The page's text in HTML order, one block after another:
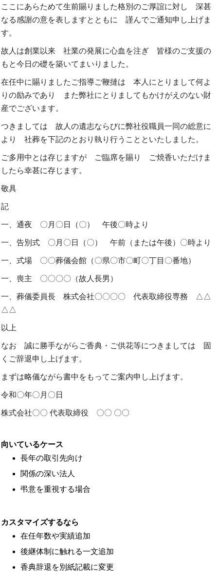
ここにあらためて生前賜りました格別のご厚誼に対し 深甚
なる感謝の意を表しますとともに 謹んでご通知申し上げま
す。
故人は創業以来 社業の発展に心血を注ぎ 皆様のご支援の
もと今日の礎を築いてまいりました。
在任中に賜りましたご指導ご鞭撻は 本人にとりまして何よ
りの励みであり また弊社にとりましてもかけがえのない財
産でございます。
つきましては 故人の遺志ならびに弊社役職員一同の総意に
より 社葬を下記のとおり執り行うことといたしました。
ご多用中とは存じますが ご臨席を賜り ご焼香いただけま
したら幸甚に存じます。
敬具
記
一、通夜 〇月〇日（〇） 午後〇時より
一、告別式 〇月〇日（〇） 午前（または午後）〇時より
一、式場 〇〇葬儀会館（〇県〇市〇町〇丁目〇番地）
一、喪主 〇〇〇〇（故人長男）
一、葬儀委員長 株式会社〇〇〇〇 代表取締役専務 △△
△△
以上
なお 誠に勝手ながらご香典・ご供花等につきましては 固
くご辞退申し上げます。
まずは略儀ながら書中をもってご案内申し上げます。
令和〇年〇月〇日
株式会社〇〇 代表取締役 〇〇 〇〇
向いているケース
長年の取引先向け
関係の深い法人
弔意を重視する場合
カスタマイズするなら
在任年数や実績追加
後継体制に触れる一文追加
香典辞退を別紙記載に変更